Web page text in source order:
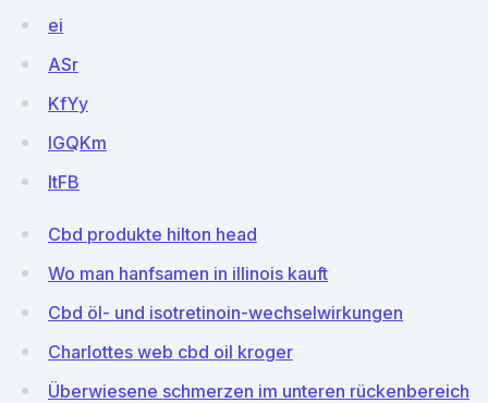
ei
ASr
KfYy
lGQKm
ltFB
Cbd produkte hilton head
Wo man hanfsamen in illinois kauft
Cbd öl- und isotretinoin-wechselwirkungen
Charlottes web cbd oil kroger
Überwiesene schmerzen im unteren rückenbereich